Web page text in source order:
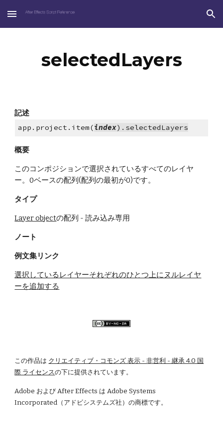
Skip to main content Skip to navigation
selectedLayers
記述
app.project.item(index).selectedLayers
概要
このコンポジションで選択されているすべてのレイヤ
ー。0ベースの配列(配列の最初が0)です。
タイプ
Layer objectの配列 - 読み込み専用
ノート
例文集リンク
選択しているレイヤーそれぞれのひとつ上にヌルレイヤ
ーを追加する
この作品は クリエイティブ・コモンズ 表示 - 非営利 - 継承 4.0 国
際 ライセンスの下に提供されています。
Adobe および After Effects は Adobe Systems
Incorporated（アドビシステムズ社）の商標です。